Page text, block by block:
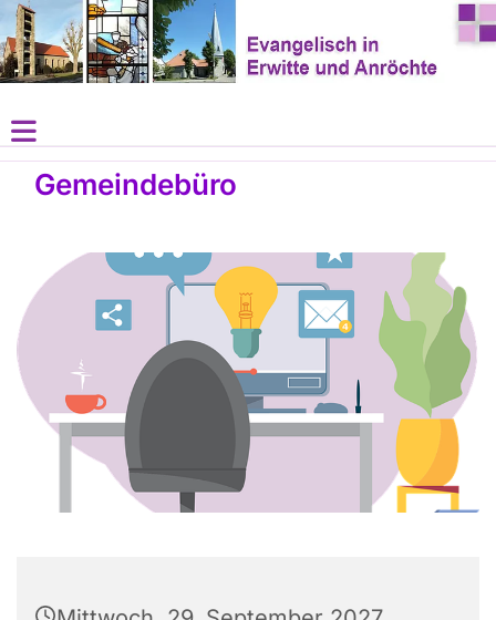
Gemeindebüro